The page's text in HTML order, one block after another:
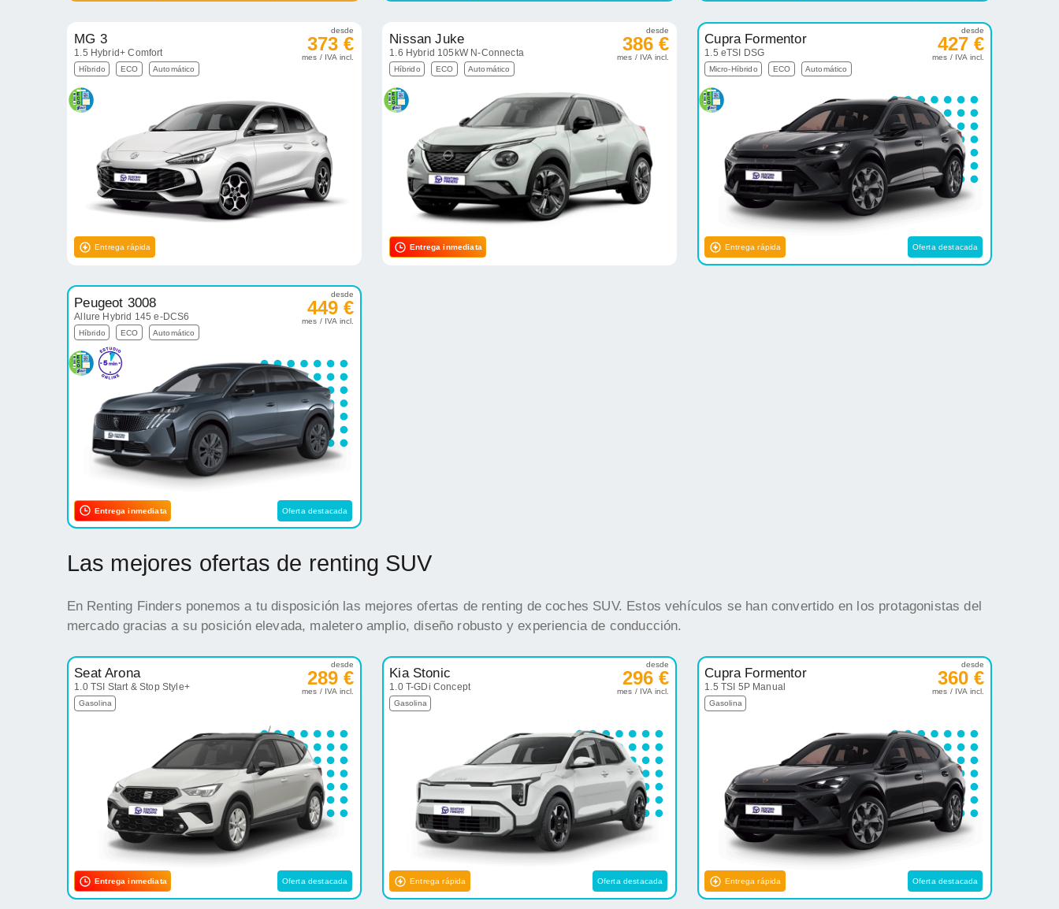
MG 3
1.5 Hybrid+ Comfort
Híbrido ECO Automático
desde
373 €
mes / IVA incl.
Entrega rápida
Nissan Juke
1.6 Hybrid 105kW N-Connecta
Híbrido ECO Automático
desde
386 €
mes / IVA incl.
Entrega inmediata
Cupra Formentor
1.5 eTSI DSG
Micro-Híbrido ECO Automático
desde
427 €
mes / IVA incl.
Entrega rápida Oferta destacada
Peugeot 3008
Allure Hybrid 145 e-DCS6
Híbrido ECO Automático
desde
449 €
mes / IVA incl.
Entrega inmediata Oferta destacada
Las mejores ofertas de renting SUV
En Renting Finders ponemos a tu disposición las mejores ofertas de renting de coches SUV. Estos vehículos se han convertido en los protagonistas del
mercado gracias a su posición elevada, maletero amplio, diseño robusto y experiencia de conducción.
Seat Arona
1.0 TSI Start & Stop Style+
Gasolina
desde
289 €
mes / IVA incl.
Entrega inmediata Oferta destacada
Kia Stonic
1.0 T-GDi Concept
Gasolina
desde
296 €
mes / IVA incl.
Entrega rápida Oferta destacada
Cupra Formentor
1.5 TSI 5P Manual
Gasolina
desde
360 €
mes / IVA incl.
Entrega rápida Oferta destacada